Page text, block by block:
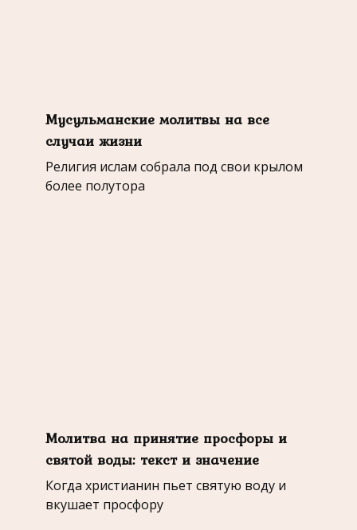
Мусульманские молитвы на все
случаи жизни
Религия ислам собрала под свои крылом
более полутора
Молитва на принятие просфоры и
святой воды: текст и значение
Когда христианин пьет святую воду и
вкушает просфору